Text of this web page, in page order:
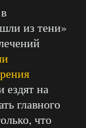
из тени»
ездят на
главного
что